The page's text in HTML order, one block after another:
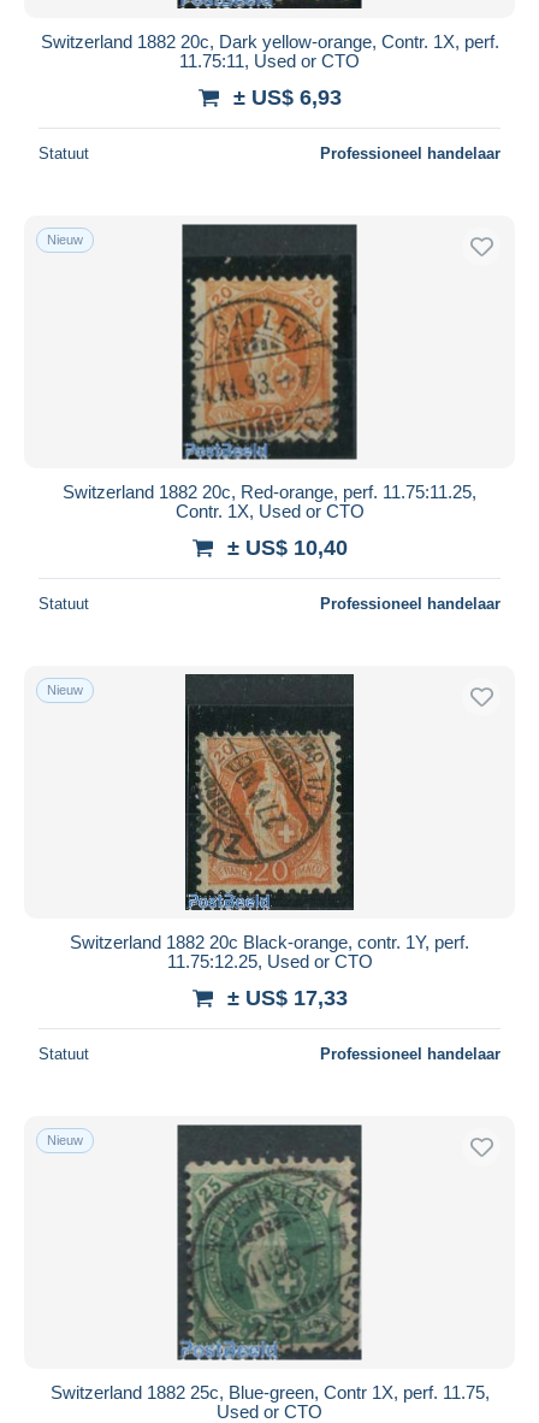
Switzerland 1882 20c, Dark yellow-orange, Contr. 1X, perf.
11.75:11, Used or CTO
± US$ 6,93
Statuut Professioneel handelaar
Nieuw
Switzerland 1882 20c, Red-orange, perf. 11.75:11.25,
Contr. 1X, Used or CTO
± US$ 10,40
Statuut Professioneel handelaar
Nieuw
Switzerland 1882 20c Black-orange, contr. 1Y, perf.
11.75:12.25, Used or CTO
± US$ 17,33
Statuut Professioneel handelaar
Nieuw
Switzerland 1882 25c, Blue-green, Contr 1X, perf. 11.75,
Used or CTO